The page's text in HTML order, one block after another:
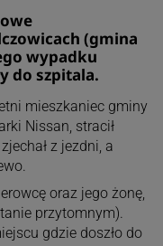
(gmina
wypadku
do szpitala.
mieszkaniec gminy
Nissan, stracił
z jezdni, a
oraz jego żonę,
przytomnym).
gdzie doszło do